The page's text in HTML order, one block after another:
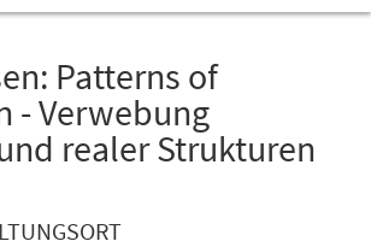
Patterns of
- Verwebung
realer Strukturen